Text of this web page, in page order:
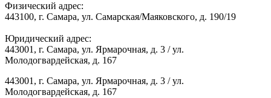
Физический адрес:
443100, г. Самара, ул. Самарская/Маяковского, д. 190/19
Юридический адрес:
443001, г. Самара, ул. Ярмарочная, д. 3 / ул.
Молодогвардейская, д. 167
443001, г. Самара, ул. Ярмарочная, д. 3 / ул.
Молодогвардейская, д. 167